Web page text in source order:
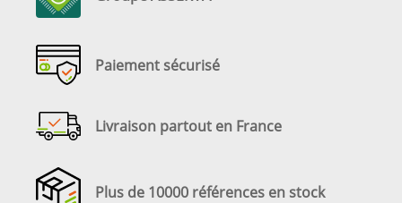
Paiement sécurisé
Livraison partout en France
Plus de 10000 références en stock